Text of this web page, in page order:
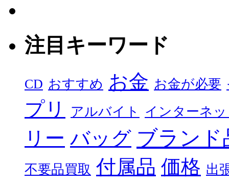
注目キーワード
CD おすすめ お金 お金が必要
プリ アルバイト インターネ
リー バッグ ブランド
不要品買取 付属品 価格 出